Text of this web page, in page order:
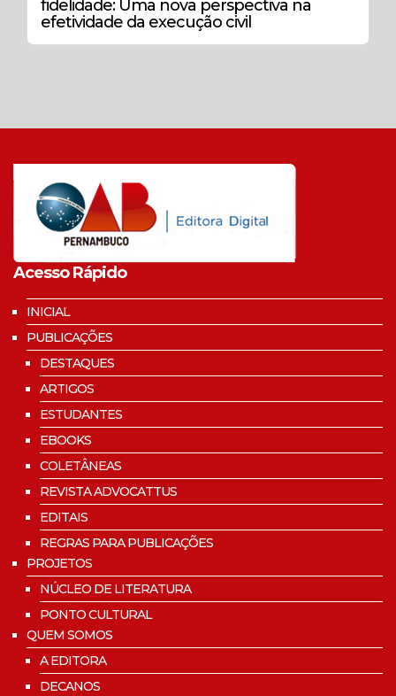
fidelidade: Uma nova perspectiva na
efetividade da execução civil
Acesso Rápido
INICIAL
PUBLICAÇÕES
DESTAQUES
ARTIGOS
ESTUDANTES
EBOOKS
COLETÂNEAS
REVISTA ADVOCATTUS
EDITAIS
REGRAS PARA PUBLICAÇÕES
PROJETOS
NÚCLEO DE LITERATURA
PONTO CULTURAL
QUEM SOMOS
A EDITORA
DECANOS